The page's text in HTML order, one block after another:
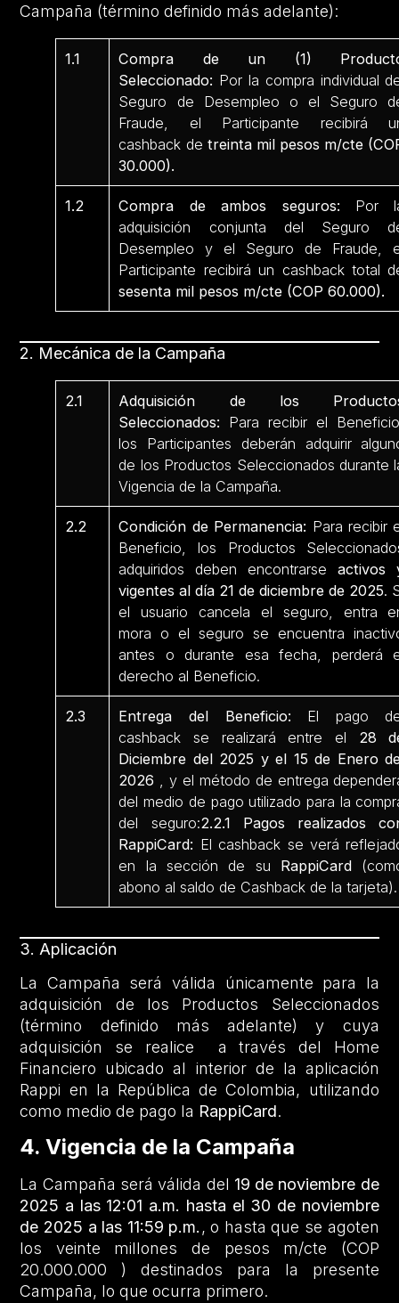
Campaña (término definido más adelante):
1.1
Compra de un (1)
Seleccionado: Por la compra individual
Seguro de Desempleo o el Seguro
Fraude, el Participante recibirá
cashback de treinta mil pesos m/cte
30.000).
1.2 Compra de ambos seguros: Por
adquisición conjunta del Seguro
Desempleo y el Seguro de Fraude,
Participante recibirá un cashback total
sesenta mil pesos m/cte (COP 60.000).
2. Mecánica de la Campaña
2.1
Adquisición de los
Seleccionados: Para recibir el
los Participantes deberán adquirir
de los Productos Seleccionados durante
Vigencia de la Campaña.
2.2 Condición de Permanencia: Para recibir
Beneficio, los Productos
adquiridos deben encontrarseactivos
vigentes al día 21 de diciembre de 2025.
el usuario cancela el seguro, entra
mora o el seguro se encuentra
antes o durante esa fecha, perderá
derecho al Beneficio.
2.3 Entrega del Beneficio: El pago
cashback se realizará entre el 28
Diciembre del 2025 y el 15 de Enero
2026 , y el método de entrega
del medio de pago utilizado para la
del seguro:2.2.1 Pagos realizados
RappiCard: El cashback se verá
en la sección de su RappiCard
abono al saldo de Cashback de la tarjeta).
3. Aplicación
La Campaña será válida únicamente para la
adquisición de los Productos Seleccionados
(término definido más adelante) y cuya
adquisición se realice a través del Home
Financiero ubicado al interior de la aplicación
Rappi en la República de Colombia, utilizando
como medio de pago la RappiCard.
4. Vigencia de la Campaña
La Campaña será válida del 19 de noviembre de
2025 a las 12:01 a.m. hasta el 30 de noviembre
de 2025 a las 11:59 p.m., o hasta que se agoten
los veinte millones de pesos m/cte (COP
20.000.000 ) destinados para la presente
Campaña, lo que ocurra primero.